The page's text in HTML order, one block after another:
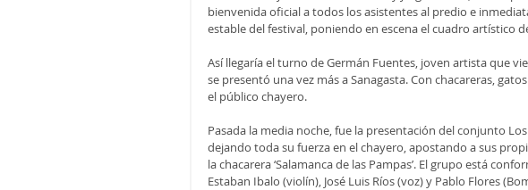
bienvenida oficial a todos los asistentes al predio e
estable del festival, poniendo en escena el cuadro artístico
Así llegaría el turno de Germán Fuentes, joven artista que
se presentó una vez más a Sanagasta. Con chacareras,
el público chayero.
Pasada la media noche, fue la presentación del conjunto
dejando toda su fuerza en el chayero, apostando a sus
la chacarera ‘Salamanca de las Pampas’. El grupo está
Estaban Ibalo (violín), José Luis Ríos (voz) y Pablo Flores